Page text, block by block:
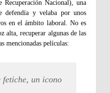
Nacional), una
defendía y velaba por unos
en el ámbito laboral. No es
alta, recuperar algunas de las
mencionadas películas:
fetiche, un icono